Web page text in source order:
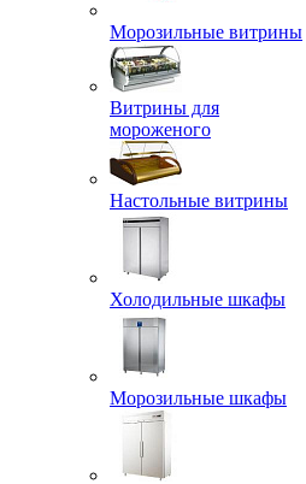
Морозильные витрины
Витрины для
мороженого
Настольные витрины
Холодильные шкафы
Морозильные шкафы